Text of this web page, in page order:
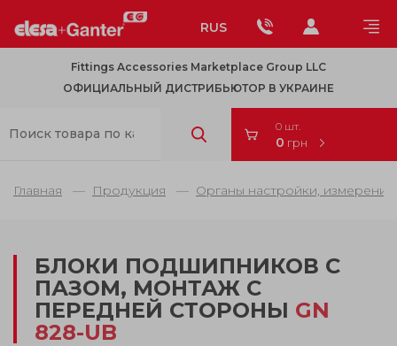
RUS
Fittings Accessories Marketplace Group LLC
ОФИЦИАЛЬНЫЙ ДИСТРИБЬЮТОР В УКРАИНЕ
0 шт.
0 грн
Главная Продукция Органы настройки,
БЛОКИ ПОДШИПНИКОВ С
ПАЗОМ, МОНТАЖ С
ПЕРЕДНЕЙ СТОРОНЫ GN
828-UB